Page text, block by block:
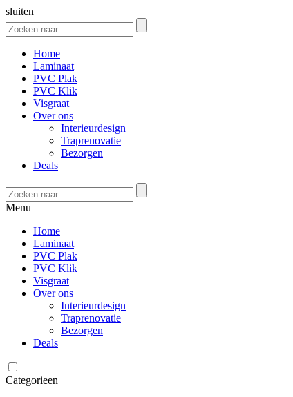
sluiten
Home
Laminaat
PVC Plak
PVC Klik
Visgraat
Over ons
Interieurdesign
Traprenovatie
Bezorgen
Deals
Menu
Home
Laminaat
PVC Plak
PVC Klik
Visgraat
Over ons
Interieurdesign
Traprenovatie
Bezorgen
Deals
Categorieen